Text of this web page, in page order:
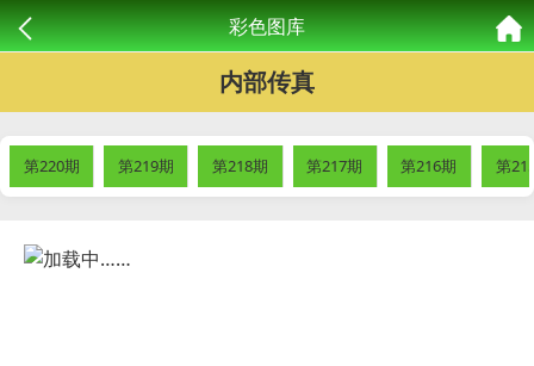
彩色图库
内部传真
第220期 第219期 第218期 第217期 第216期 第